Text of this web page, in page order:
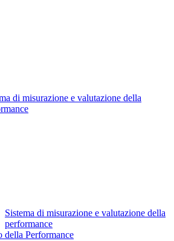
di misurazione e valutazione della
Sistema di misurazione e valutazione della
performance
della Performance